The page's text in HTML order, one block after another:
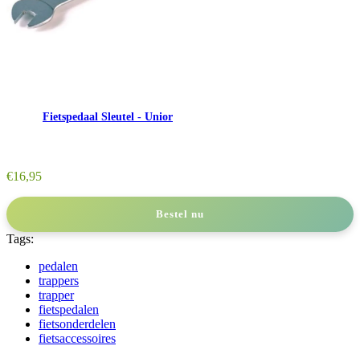
Fietspedaal Sleutel - Unior
€16,95
Bestel nu
Tags:
pedalen
trappers
trapper
fietspedalen
fietsonderdelen
fietsaccessoires